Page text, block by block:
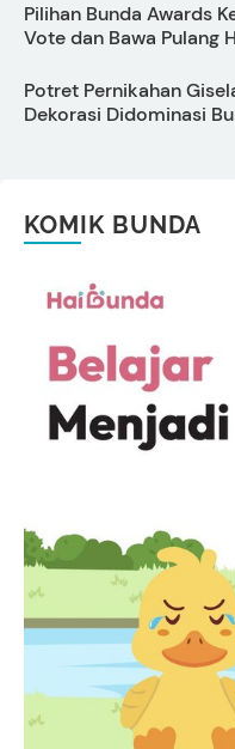
Pilihan Bunda Awards
Vote dan Bawa Pulang
Potret Pernikahan
Dekorasi Didominasi
KOMIK BUNDA